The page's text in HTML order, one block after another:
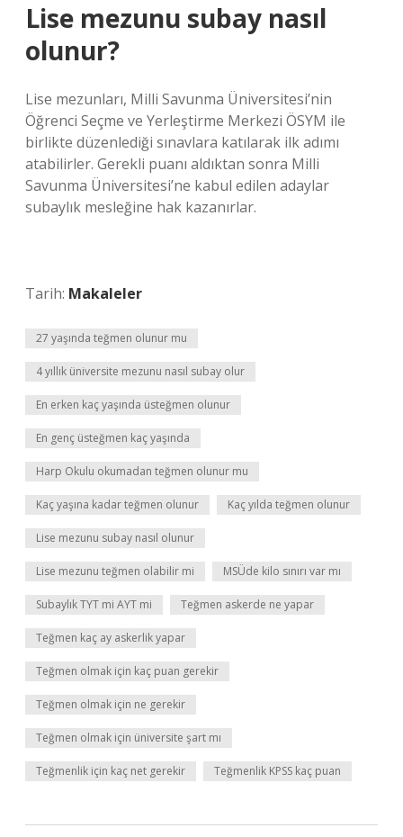
Lise mezunu subay nasıl
olunur?
Lise mezunları, Milli Savunma Üniversitesi’nin
Öğrenci Seçme ve Yerleştirme Merkezi ÖSYM ile
birlikte düzenlediği sınavlara katılarak ilk adımı
atabilirler. Gerekli puanı aldıktan sonra Milli
Savunma Üniversitesi’ne kabul edilen adaylar
subaylık mesleğine hak kazanırlar.
Tarih: Makaleler
27 yaşında teğmen olunur mu
4 yıllık üniversite mezunu nasıl subay olur
En erken kaç yaşında üsteğmen olunur
En genç üsteğmen kaç yaşında
Harp Okulu okumadan teğmen olunur mu
Kaç yaşına kadar teğmen olunur Kaç yılda teğmen olunur
Lise mezunu subay nasıl olunur
Lise mezunu teğmen olabilir mi MSÜde kilo sınırı var mı
Subaylık TYT mi AYT mi Teğmen askerde ne yapar
Teğmen kaç ay askerlik yapar
Teğmen olmak için kaç puan gerekir
Teğmen olmak için ne gerekir
Teğmen olmak için üniversite şart mı
Teğmenlik için kaç net gerekir Teğmenlik KPSS kaç puan